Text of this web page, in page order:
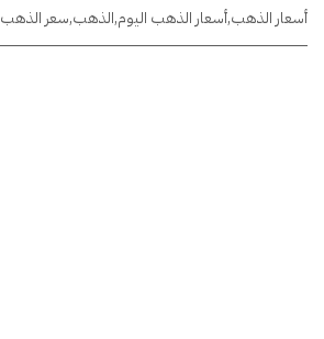
أسعار الذهب,أسعار الذهب اليوم,الذهب,سعر الذهب